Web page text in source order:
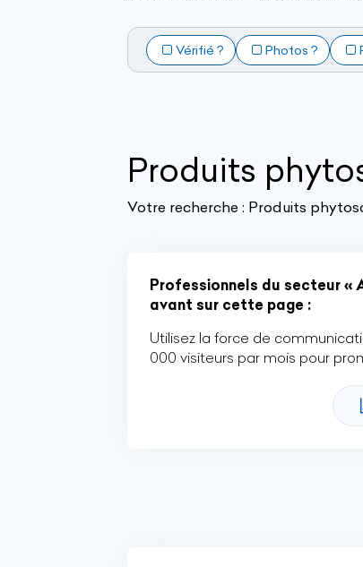
Vérifié ? Photos ?
Produits
Votre recherche : Produits
Professionnels du secteur «
avant sur cette page :
Utilisez la force de
000 visiteurs par mois pour